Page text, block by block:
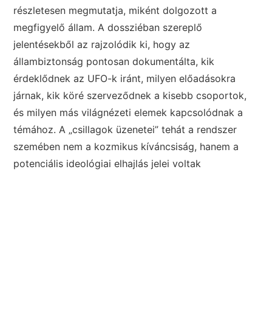
részletesen megmutatja, miként dolgozott a
megfigyelő állam. A dossziéban szereplő
jelentésekből az rajzolódik ki, hogy az
állambiztonság pontosan dokumentálta, kik
érdeklődnek az UFO-k iránt, milyen előadásokra
járnak, kik köré szerveződnek a kisebb csoportok,
és milyen más világnézeti elemek kapcsolódnak a
témához. A „csillagok üzenetei” tehát a rendszer
szemében nem a kozmikus kíváncsiság, hanem a
potenciális ideológiai elhajlás jelei voltak